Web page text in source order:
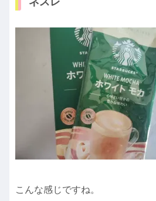
こんな感じですね。